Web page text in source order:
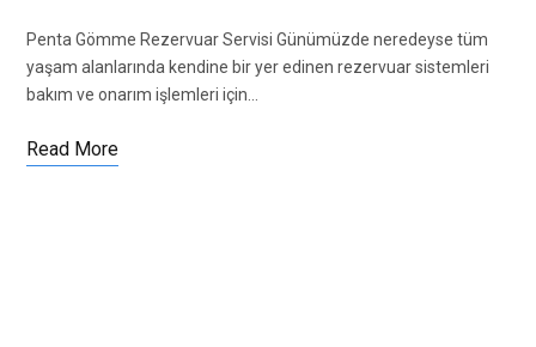
Penta Gömme Rezervuar Servisi Günümüzde neredeyse tüm
yaşam alanlarında kendine bir yer edinen rezervuar sistemleri
bakım ve onarım işlemleri için…
Read More